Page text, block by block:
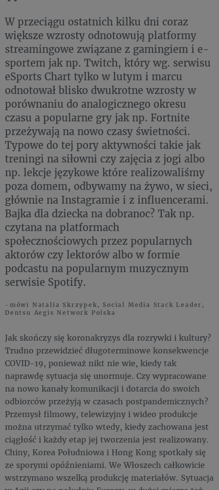
W przeciągu ostatnich kilku dni coraz
większe wzrosty odnotowują platformy
streamingowe związane z gamingiem i e-
sportem jak np. Twitch, który wg. serwisu
eSports Chart tylko w lutym i marcu
odnotował blisko dwukrotne wzrosty w
porównaniu do analogicznego okresu
czasu a popularne gry jak np. Fortnite
przeżywają na nowo czasy świetności.
Typowe do tej pory aktywności takie jak
treningi na siłowni czy zajęcia z jogi albo
np. lekcje językowe które realizowaliśmy
poza domem, ­odbywamy na żywo, w sieci,
głównie na Instagramie i z influencerami.
Bajka dla dziecka na dobranoc? Tak np.
czytana na platformach
społecznościowych przez popularnych
aktorów czy lektorów albo w formie
podcastu na popularnym muzycznym
serwisie Spotify.
-mówi Natalia Skrzypek, Social Media Stack Leader,
Dentsu Aegis Network Polska
Jak skończy się koronakryzys dla rozrywki i kultury?
Trudno przewidzieć długoterminowe konsekwencje
COVID-19, ponieważ nikt nie wie, kiedy tak
naprawdę sytuacja się unormuje. Czy wypracowane
na nowo kanały komunikacji i dotarcia do swoich
odbiorców przeżyją w czasach postpandemicznych?
Przemysł filmowy, telewizyjny i wideo produkcje
można utrzymać tylko wtedy, kiedy zachowana jest
ciągłość i każdy etap jej tworzenia jest realizowany.
Chiny, Korea Południowa i Hong Kong spotkały się
ze sporymi opóźnieniami. We Włoszech całkowicie
wstrzymano wszelką produkcję materiałów. Sytuacja